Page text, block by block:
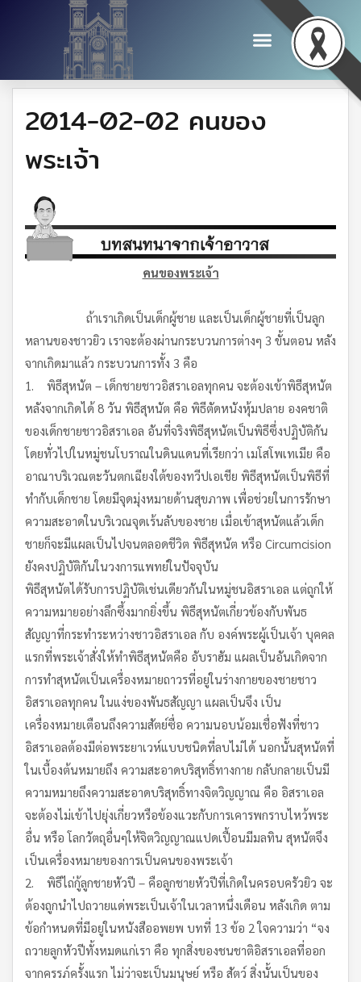
2014-02-02 คนของ
พระเจ้า
คนของพระเจ้า
ถ้าเราเกิดเป็นเด็กผู้ชาย และเป็นเด็กผู้ชายที่เป็นลูก
หลานของชาวยิว เราจะต้องผ่านกระบวนการต่างๆ 3 ขั้นตอน หลัง
จากเกิดมาแล้ว กระบวนการทั้ง 3 คือ
1. พิธีสุหนัต – เด็กชายชาวอิสราเอลทุกคน จะต้องเข้าพิธีสุหนัต
หลังจากเกิดได้ 8 วัน พิธีสุหนัต คือ พิธีตัดหนังหุ้มปลาย องคชาติ
ของเด็กชายชาวอิสราเอล อันที่จริงพิธีสุหนัตเป็นพิธีซึ่งปฏิบัติกัน
โดยทั่วไปในหมู่ชนโบราณในดินแดนที่เรียกว่า เมโสโพเทเมีย คือ
อาณาบริเวณตะวันตกเฉียงใต้ของทวีปเอเชีย พิธีสุหนัตเป็นพิธีที่
ทำกับเด็กชาย โดยมีจุดมุ่งหมายด้านสุขภาพ เพื่อช่วยในการรักษา
ความสะอาดในบริเวณจุดเร้นลับของชาย เมื่อเข้าสุหนัตแล้วเด็ก
ชายก็จะมีแผลเป็นไปจนตลอดชีวิต พิธีสุหนัต หรือ Circumcision
ยังคงปฏิบัติกันในวงการแพทย์ในปัจจุบัน
พิธีสุหนัตได้รับการปฏิบัติเช่นเดียวกันในหมู่ชนอิสราเอล แต่ถูกให้
ความหมายอย่างลึกซึ้งมากยิ่งขึ้น พิธีสุหนัตเกี่ยวข้องกับพันธ
สัญญาที่กระทำระหว่างชาวอิสราเอล กับ องค์พระผู้เป็นเจ้า บุคคล
แรกที่พระเจ้าสั่งให้ทำพิธีสุหนัตคือ อับราฮัม แผลเป็นอันเกิดจาก
การทำสุหนัตเป็นเครื่องหมายถาวรที่อยู่ในร่างกายของชายชาว
อิสราเอลทุกคน ในแง่ของพันธสัญญา แผลเป็นจึง เป็น
เครื่องหมายเตือนถึงความสัตย์ซื่อ ความนอบน้อมเชื่อฟังที่ชาว
อิสราเอลต้องมีต่อพระยาเวห์แบบชนิดที่ลบไม่ได้ นอกนั้นสุหนัตที่
ในเบื้องต้นหมายถึง ความสะอาดบริสุทธิ์ทางกาย กลับกลายเป็นมี
ความหมายถึงความสะอาดบริสุทธิ์ทางจิตวิญญาณ คือ อิสราเอล
จะต้องไม่เข้าไปยุ่งเกี่ยวหรือข้องแวะกับการเคารพกราบไหว้พระ
อื่น หรือ โลกวัตถุอื่นๆให้จิตวิญญาณแปดเปื้อนมีมลทิน สุหนัตจึง
เป็นเครื่องหมายของการเป็นคนของพระเจ้า
2. พิธีไถ่กู้ลูกชายหัวปี – คือลูกชายหัวปีที่เกิดในครอบครัวยิว จะ
ต้องถูกนำไปถวายแด่พระเป็นเจ้าในเวลาหนึ่งเดือน หลังเกิด ตาม
ข้อกำหนดที่มีอยู่ในหนังสืออพยพ บทที่ 13 ข้อ 2 ใจความว่า “จง
ถวายลูกหัวปีทั้งหมดแก่เรา คือ ทุกสิ่งของชนชาติอิสราเอลที่ออก
จากครรภ์ครั้งแรก ไม่ว่าจะเป็นมนุษย์ หรือ สัตว์ สิ่งนั้นเป็นของ